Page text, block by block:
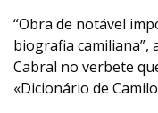
“Obra de notável
biografia camiliana”,
Cabral no verbete
«Dicionário de